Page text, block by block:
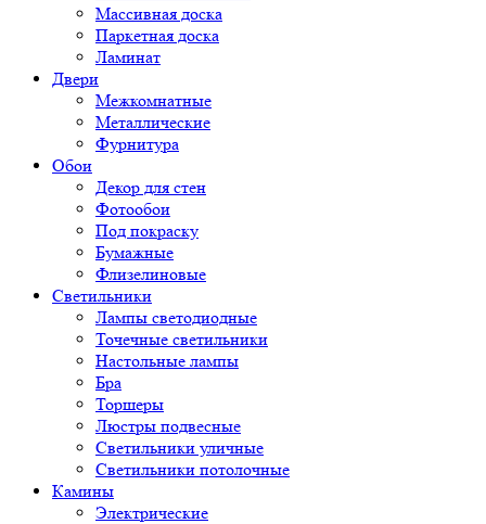
Массивная доска
Паркетная доска
Ламинат
Двери
Межкомнатные
Металлические
Фурнитура
Обои
Декор для стен
Фотообои
Под покраску
Бумажные
Флизелиновые
Светильники
Лампы светодиодные
Точечные светильники
Настольные лампы
Бра
Торшеры
Люстры подвесные
Светильники уличные
Светильники потолочные
Камины
Электрические